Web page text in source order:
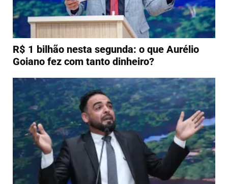
R$ 1 bilhão nesta segunda: o que Aurélio
Goiano fez com tanto dinheiro?